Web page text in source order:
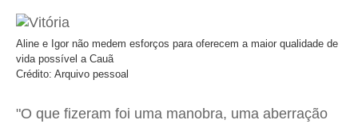
Aline e Igor não medem esforços para oferecem a maior qualidade de
vida possível a Cauã
Crédito: Arquivo pessoal
"O que fizeram foi uma manobra, uma aberração